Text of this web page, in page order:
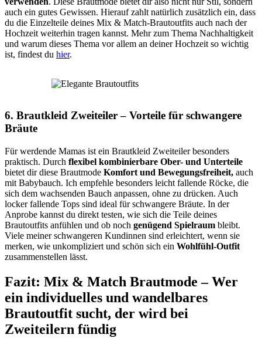
auch ein gutes Gewissen. Hierauf zahlt natürlich zusätzlich ein, dass
du die Einzelteile deines Mix & Match-Brautoutfits auch nach der
Hochzeit weiterhin tragen kannst. Mehr zum Thema Nachhaltigkeit
und warum dieses Thema vor allem an deiner Hochzeit so wichtig
ist, findest du hier.
6. Brautkleid Zweiteiler – Vorteile für schwangere
Bräute
Für werdende Mamas ist ein Brautkleid Zweiteiler besonders
praktisch. Durch flexibel kombinierbare Ober- und Unterteile
bietet dir diese Brautmode Komfort und Bewegungsfreiheit, auch
mit Babybauch. Ich empfehle besonders leicht fallende Röcke, die
sich dem wachsenden Bauch anpassen, ohne zu drücken. Auch
locker fallende Tops sind ideal für schwangere Bräute. In der
Anprobe kannst du direkt testen, wie sich die Teile deines
Brautoutfits anfühlen und ob noch genügend Spielraum bleibt.
Viele meiner schwangeren Kundinnen sind erleichtert, wenn sie
merken, wie unkompliziert und schön sich ein Wohlfühl-Outfit
zusammenstellen lässt.
Fazit: Mix & Match Brautmode – Wer
ein individuelles und wandelbares
Brautoutfit sucht, der wird bei
Zweiteilern fündig